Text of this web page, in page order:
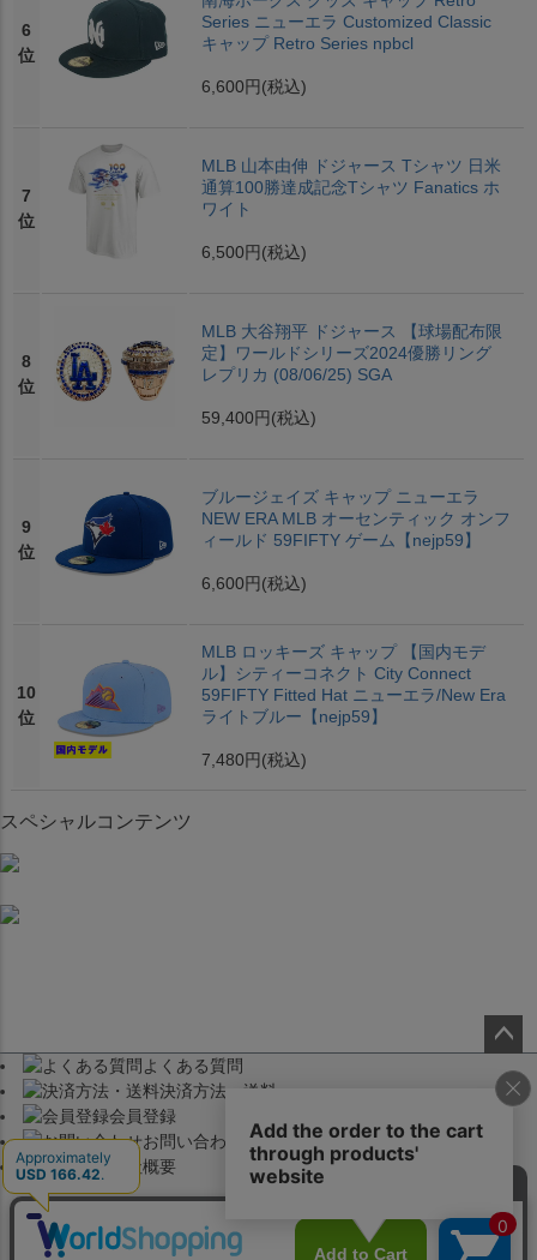
6
位
Series ニューエラ Customized Classic
キャップ Retro Series npbcl
6,600円 (税込)
7
位
MLB 山本由伸 ドジャース Tシャツ 日米
通算100勝達成記念Tシャツ Fanatics ホ
ワイト
6,500円 (税込)
8
位
MLB 大谷翔平 ドジャース 【球場配布限
定】ワールドシリーズ2024優勝リング
レプリカ (08/06/25) SGA
59,400円 (税込)
9
位
ブルージェイズ キャップ ニューエラ
NEW ERA MLB オーセンティック オンフ
ィールド 59FIFTY ゲーム【nejp59】
6,600円 (税込)
10
位
MLB ロッキーズ キャップ 【国内モデ
ル】シティーコネクト City Connect
59FIFTY Fitted Hat ニューエラ/New Era
ライトブルー【nejp59】
7,480円 (税込)
スペシャルコンテンツ
ペー
ジト
よくある質問
決済方法・送料
会員登録
お問い合わせ
会社概要